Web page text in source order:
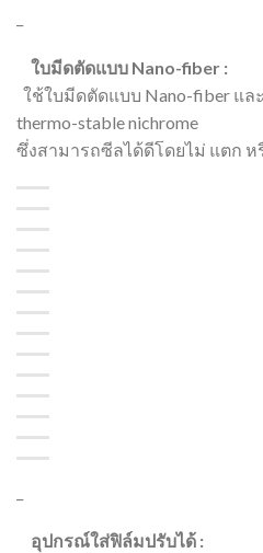
ใบมีดตัดแบบ Nano-fiber :
ใช้ใบมีดตัดแบบ Nano-fiber แ
thermo-stable nichrome
ซึ่งสามารถซีลได้ดีโดยไม่ แตก ห
อุปกรณ์ใส่ฟิล์มปรับได้ :